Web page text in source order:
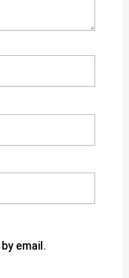
email.